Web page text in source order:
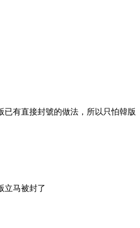
已有直接封號的做法，所以只怕韓版
立马被封了